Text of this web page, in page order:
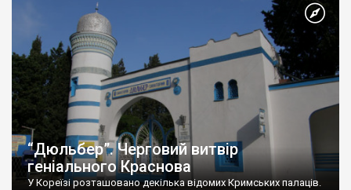
“Дюльбер”. Черговий витвір
геніального Краснова
У Кореїзі розташовано декілька відомих Кримських палаців.